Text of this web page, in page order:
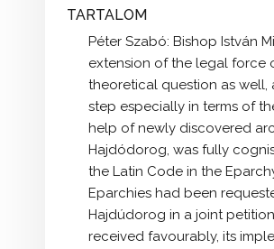
TARTALOM
Péter Szabó: Bishop István
extension of the legal force
theoretical question as
step especially in terms of
help of newly discovered
Hajdódorog, was fully
the Latin Code in the
Eparchies had been
Hajdúdorog in a joint
received favourably, its